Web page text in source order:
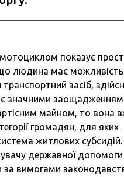
мотоциклом показує
людина має можливість
засіб,
значними
майном, то вона
громадян, для яких
житлових субсидій.
державної допомоги
вимогами